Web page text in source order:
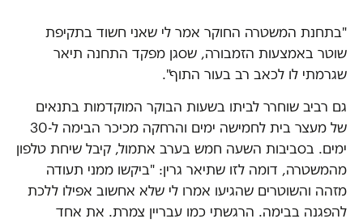
"בתחנת המשטרה החוקר אמר לי שאני חשוד בתקיפת
שוטר באמצעות הזמבורה, שסגן מפקד התחנה תיאר
שגרמתי לו לכאב רב בעור התוף".
גם רביב שוחרר לביתו בשעות הבוקר המוקדמות בתנאים
של מעצר בית לחמישה ימים והרחקה מכיכר הבימה ל-30
ימים. בסביבות השעה חמש בערב אתמול, קיבל שיחת טלפון
מהמשטרה, דומה לזו שתיאר גרין: "ביקשו ממני תעודה
מזהה והשוטרים שהגיעו אמרו לי שלא אחשוב אפילו ללכת
להפגנה בבימה. הרגשתי כמו עבריין צמרת. את אחד